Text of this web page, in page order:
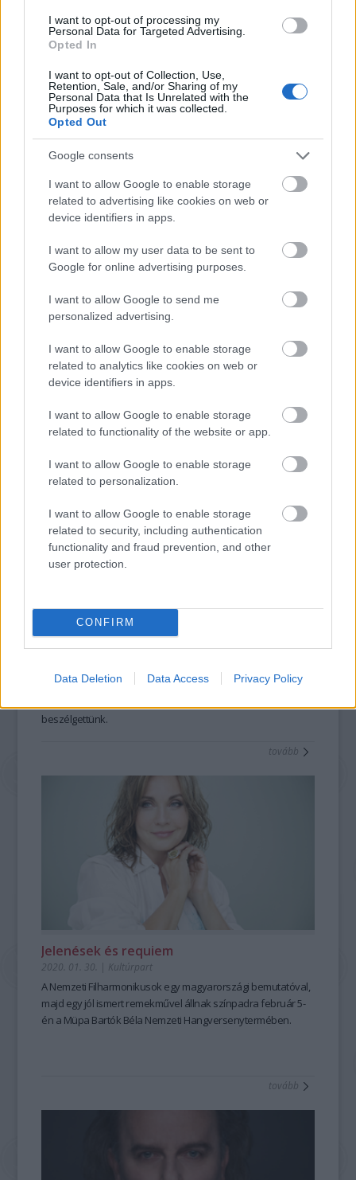
I want to opt-out of processing my
Personal Data for Targeted Advertising.
Opted In
I want to opt-out of Collection, Use,
Retention, Sale, and/or Sharing of my
Personal Data that Is Unrelated with the
Purposes for which it was collected.
Opted Out
Google consents
I want to allow Google to enable storage
related to advertising like cookies on web or
device identifiers in apps.
I want to allow my user data to be sent to
Google for online advertising purposes.
I want to allow Google to send me
personalized advertising.
I want to allow Google to enable storage
related to analytics like cookies on web or
device identifiers in apps.
I want to allow Google to enable storage
related to functionality of the website or app.
I want to allow Google to enable storage
related to personalization.
I want to allow Google to enable storage
related to security, including authentication
functionality and fraud prevention, and other
user protection.
CONFIRM
Data Deletion Data Access Privacy Policy
szabadtéri koncertekre is beválthatjuk az elmaradt
hangversenyekre szóló jegyeket.
tovább
2020. 02. 27.|Kultúrpart
Ugyan nem a Netflixen, viszont jobban fog szólni, mint bármi
az első epizód március 1-én, vasárnap debütál a Müpában.
tovább
Egészen mást hallunk belül, mint a
közönség
2020. 02. 17.|Tompa Dia
A Nemzeti Filharmonikusok tagjai évtizedek óta titkos
szavazással választják meg a legkiválóbb, legjobbnak ítélt
beszélgettünk.
tovább
Jelenések és requiem
2020. 01. 30. | Kultúrpart
A Nemzeti Filharmonikusok egy magyarországi bemutatóval,
majd egy jól ismert remekművel állnak színpadra február 5-
én a Müpa Bartók Béla Nemzeti Hangversenytermében.
tovább